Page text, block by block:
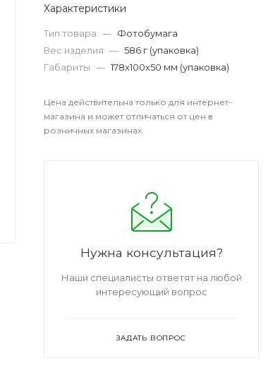
Характеристики
Тип товара — Фотобумага
Вес изделия — 586 г (упаковка)
Габариты — 178x100х50 мм (упаковка)
Цена действительна только для интернет-
магазина и может отличаться от цен в
розничных магазинах
Нужна консультация?
Наши специалисты ответят на любой
интересующий вопрос
ЗАДАТЬ ВОПРОС